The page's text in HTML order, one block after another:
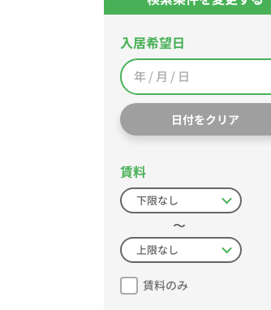
入居希望日
日付をクリア
賃料
〜
賃料のみ